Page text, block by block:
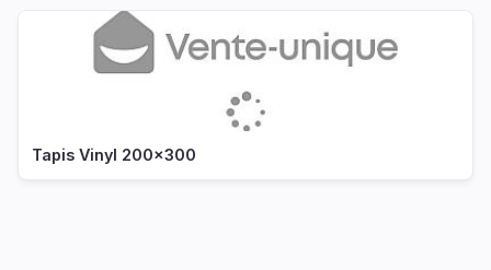
Tapis Vinyl 200x300